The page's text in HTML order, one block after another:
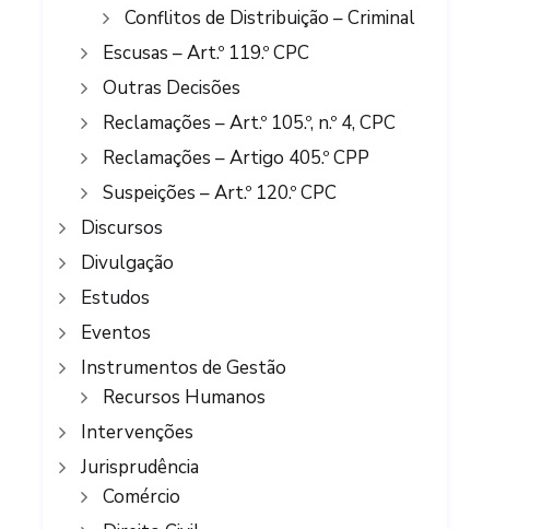
Conflitos de Distribuição – Criminal
Escusas – Art.º 119.º CPC
Outras Decisões
Reclamações – Art.º 105.º, n.º 4, CPC
Reclamações – Artigo 405.º CPP
Suspeições – Art.º 120.º CPC
Discursos
Divulgação
Estudos
Eventos
Instrumentos de Gestão
Recursos Humanos
Intervenções
Jurisprudência
Comércio